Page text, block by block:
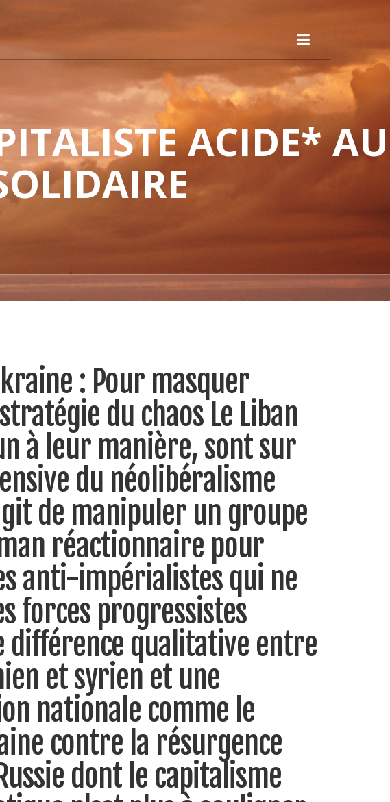
ACIDE* AU
: Pour masquer
du chaos Le Liban
à leur manière, sont sur
du néolibéralisme
de manipuler un groupe
réactionnaire pour
anti-impérialistes qui ne
forces progressistes
différence qualitative entre
et syrien et une
nationale comme le
contre la résurgence
dont le capitalisme